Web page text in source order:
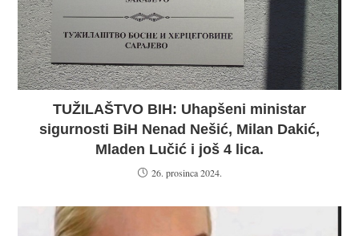
TUŽILAŠTVO BIH: Uhapšeni ministar
sigurnosti BiH Nenad Nešić, Milan Dakić,
Mladen Lučić i još 4 lica.
26. prosinca 2024.